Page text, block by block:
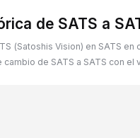
de SATS a
(Satoshis Vision) en SATS en
de SATS a SATS con el